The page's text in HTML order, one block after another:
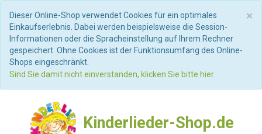
×
Dieser Online-Shop verwendet Cookies für ein optimales
Einkaufserlebnis. Dabei werden beispielsweise die Session-
Informationen oder die Spracheinstellung auf Ihrem Rechner
gespeichert. Ohne Cookies ist der Funktionsumfang des Online-
Shops eingeschränkt.
Sind Sie damit nicht einverstanden, klicken Sie bitte hier.
Kinderlieder-Shop.de